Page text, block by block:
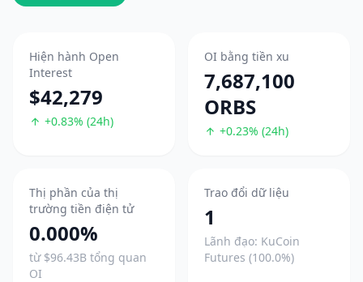
Hiện hành Open
Interest
$42,279
+0.83% (24h)
OI bằng tiền xu
7,687,100
ORBS
+0.23% (24h)
Thị phần của thị
trường tiền điện tử
0.000%
từ $96.43B tổng quan
OI
Trao đổi dữ liệu
1
Lãnh đạo: KuCoin
Futures (100.0%)